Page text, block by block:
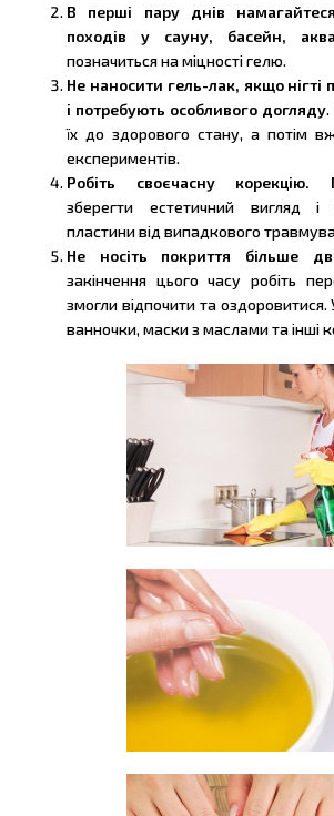
В перші пару днів
походів у сауну, басейн,
позначиться на міцності гелю.
Не наносити гель-лак, якщо нігті
і потребують особливого догляду.
їх до здорового стану, а потім
експериментів.
Робіть своєчасну корекцію.
зберегти естетичний вигляд і
пластини від випадкового
Не носіть покриття більше
закінчення цього часу робіть
змогли відпочити та оздоровитися.
ванночки, маски з маслами та інші